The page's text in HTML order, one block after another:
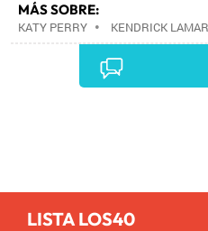
MÁS SOBRE:
KATY PERRY • KENDRICK LAMAR
MTV NETWORKS•GRUPO
•ECONOMÍA
COMUNICACIÓN•
LISTA LOS40